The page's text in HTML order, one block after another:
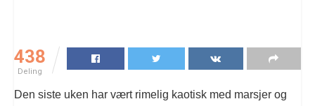
438
Deling
Den siste uken har vært rimelig kaotisk med marsjer og